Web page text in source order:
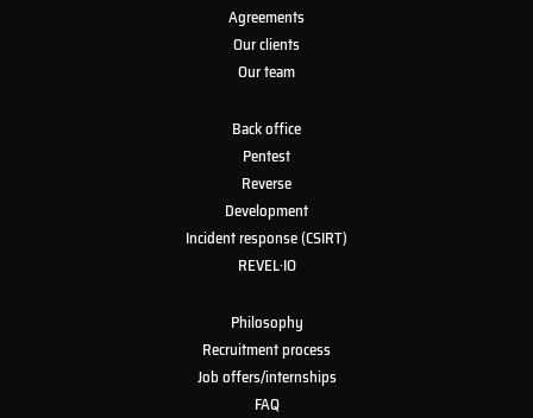
Agreements
Our clients
Our team
Back office
Pentest
Reverse
Development
Incident response (CSIRT)
REVEL·IO
Philosophy
Recruitment process
Job offers/internships
FAQ